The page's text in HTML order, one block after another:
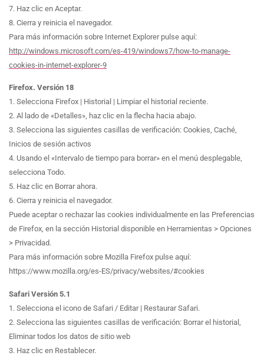
7. Haz clic en Aceptar.
8. Cierra y reinicia el navegador.
Para más información sobre Internet Explorer pulse aquí:
http://windows.microsoft.com/es-419/windows7/how-to-manage-
cookies-in-internet-explorer-9
Firefox. Versión 18
1. Selecciona Firefox | Historial | Limpiar el historial reciente.
2. Al lado de «Detalles», haz clic en la flecha hacia abajo.
3. Selecciona las siguientes casillas de verificación: Cookies, Caché,
Inicios de sesión activos
4. Usando el «Intervalo de tiempo para borrar» en el menú desplegable,
selecciona Todo.
5. Haz clic en Borrar ahora.
6. Cierra y reinicia el navegador.
Puede aceptar o rechazar las cookies individualmente en las Preferencias
de Firefox, en la sección Historial disponible en Herramientas > Opciones
> Privacidad.
Para más información sobre Mozilla Firefox pulse aquí:
https://www.mozilla.org/es-ES/privacy/websites/#cookies
Safari Versión 5.1
1. Selecciona el icono de Safari / Editar | Restaurar Safari.
2. Selecciona las siguientes casillas de verificación: Borrar el historial,
Eliminar todos los datos de sitio web
3. Haz clic en Restablecer.